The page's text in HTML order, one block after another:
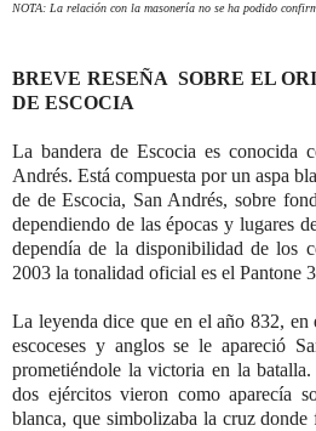
NOTA: La relación con la masonería no se ha podido
BREVE RESEÑA SOBRE EL
DE ESCOCIA
La bandera de Escocia es conocida
Andrés. Está compuesta por un aspa
de de Escocia, San Andrés, sobre
dependiendo de las épocas y lugares
dependía de la disponibilidad de los
2003 la tonalidad oficial es el Pantone
La leyenda dice que en el año 832, en
escoceses y anglos se le apareció
prometiéndole la victoria en la
dos ejércitos vieron como aparecía
blanca, que simbolizaba la cruz